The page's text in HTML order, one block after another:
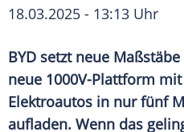
18.03.2025 - 13:13 Uhr
BYD setzt neue
neue 1000V-Plattform
Elektroautos in nur fünf
aufladen. Wenn das